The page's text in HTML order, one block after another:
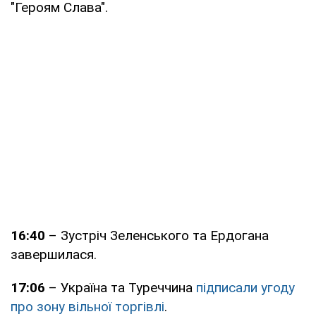
"Героям Слава".
16:40 – Зустріч Зеленського та Ердогана
завершилася.
17:06 – Україна та Туреччина підписали угоду
про зону вільної торгівлі.